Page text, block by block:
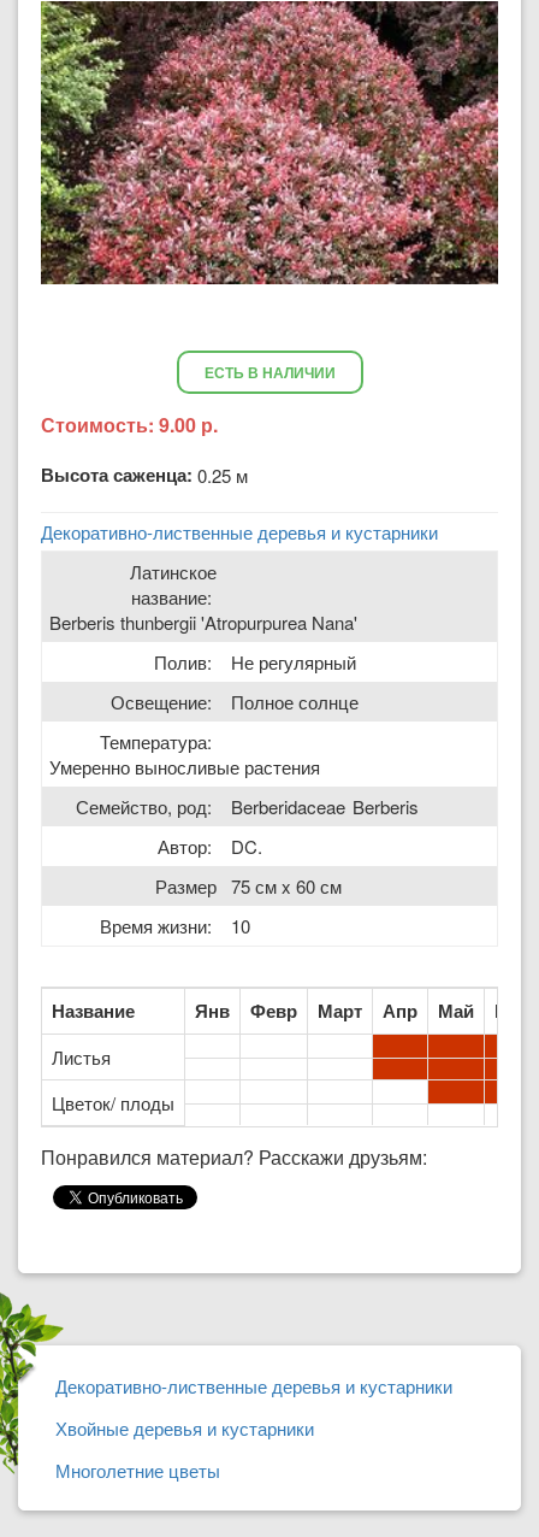
ЕСТЬ В НАЛИЧИИ
Стоимость: 9.00 р.
Высота саженца: 0.25 м
Декоративно-лиственные деревья и кустарники
Латинское
название:
Berberis thunbergii 'Atropurpurea Nana'
Полив:
Не регулярный
Освещение:
Полное солнце
Температура:
Умеренно выносливые растения
Семейство, род:
Berberidaceae Berberis
Автор:
DC.
Размер 75 см x 60 см
Время жизни:
10
Название Янв Февр Март Апр Май
Листья
Цветок/ плоды
Понравился материал? Расскажи друзьям:
Декоративно-лиственные деревья и кустарники
Хвойные деревья и кустарники
Многолетние цветы